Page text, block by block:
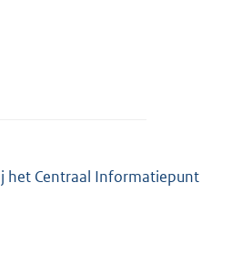
het Centraal Informatiepunt